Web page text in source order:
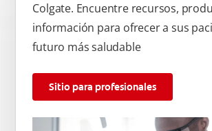
Colgate. Encuentre recursos,
información para ofrecer a sus
futuro más saludable
Sitio para profesionales